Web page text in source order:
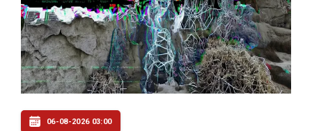
06-08-2026 03:00